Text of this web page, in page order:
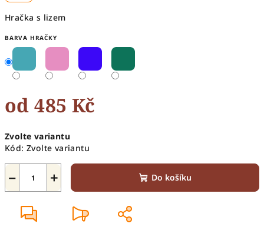
Hračka s lizem
BARVA HRAČKY
od485 Kč
cena:
Zvolte variantu
Kód: Zvolte variantu
+
− Do košíku